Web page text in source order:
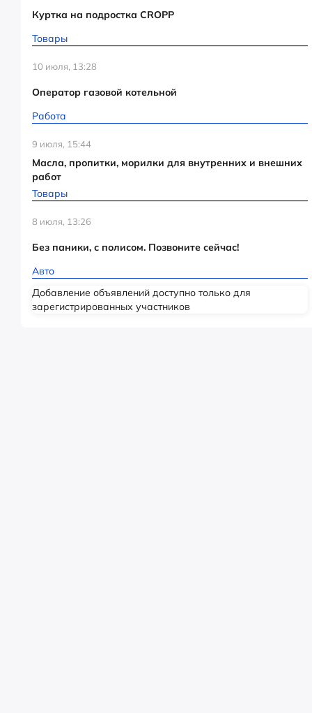
Куртка на подростка CROPP
Товары
10 июля, 13:28
Оператор газовой котельной
Работа
9 июля, 15:44
Масла, пропитки, морилки для внутренних и внешних
работ
Товары
8 июля, 13:26
Без паники, с полисом. Позвоните сейчас!
Авто
Добавление объявлений доступно только для
зарегистрированных участников